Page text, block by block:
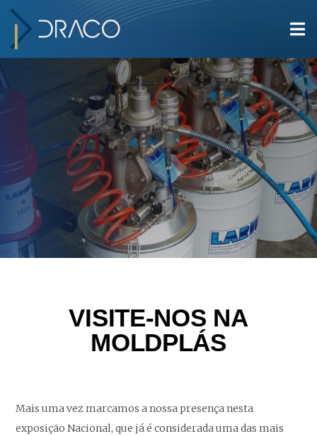
VISITE-NOS NA
MOLDPLÁS
Mais uma vez marcamos a nossa presença nesta
exposição Nacional, que já é considerada uma das mais